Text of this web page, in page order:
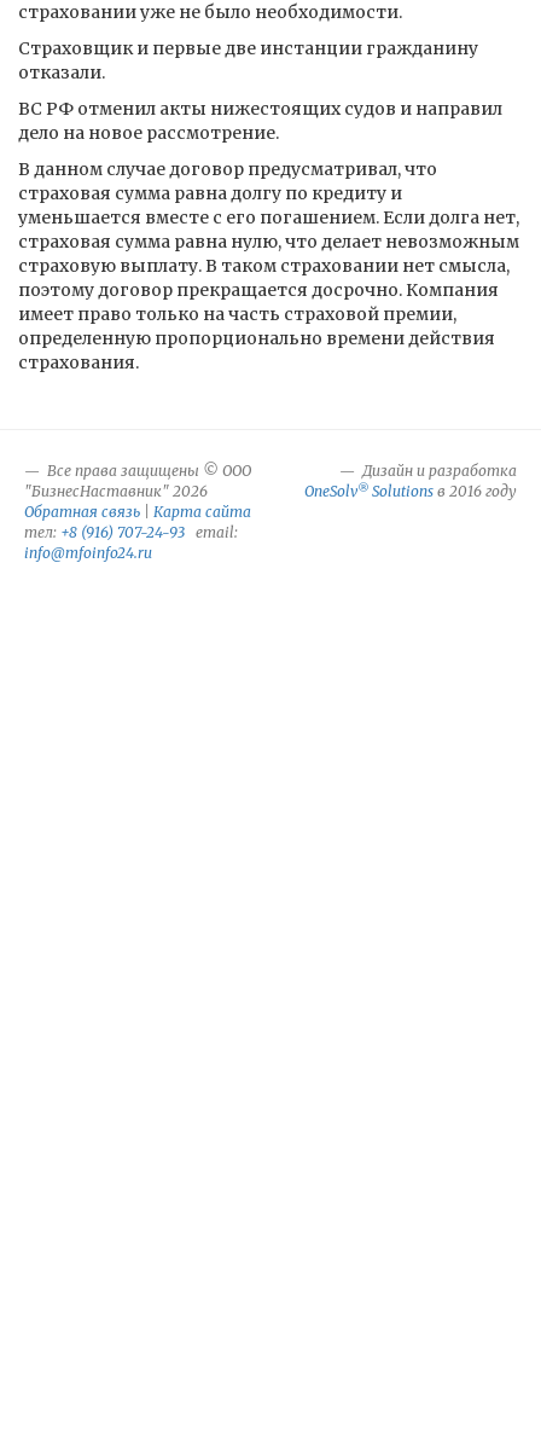
страховании уже не было необходимости.
Страховщик и первые две инстанции гражданину
отказали.
ВС РФ отменил акты нижестоящих судов и направил
дело на новое рассмотрение.
В данном случае договор предусматривал, что
страховая сумма равна долгу по кредиту и
уменьшается вместе с его погашением. Если долга нет,
страховая сумма равна нулю, что делает невозможным
страховую выплату. В таком страховании нет смысла,
поэтому договор прекращается досрочно. Компания
имеет право только на часть страховой премии,
определенную пропорционально времени действия
страхования.
Все права защищены © ООО
"БизнесНаставник" 2026
Обратная связь
Карта сайта
тел: +8 (916) 707-24-93 email:
info@mfoinfo24.ru
Дизайн и разработка
OneSolv® Solutions в 2016 году